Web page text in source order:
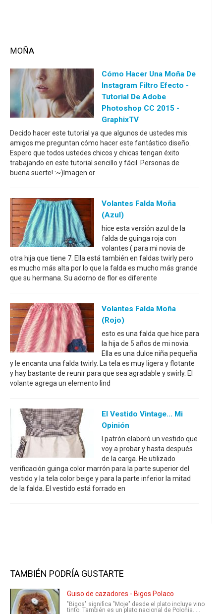
MOÑA
Cómo Hacer Una Moña De
Instagram Filtro Efecto -
Tutorial De Adobe
Photoshop CC 2015 -
GraphixTV
Decido hacer este tutorial ya que algunos de ustedes mis
amigos me preguntan cómo hacer este fantástico diseño.
Espero que todos ustedes chicos y chicas tengan éxito
trabajando en este tutorial sencillo y fácil. Personas de
buena suerte! :~)Imagen or
Volantes Falda Moña
(azul)
hice esta versión azul de la
falda de guinga roja con
volantes ( para mi novia de
otra hija que tiene 7. Ella está también en faldas twirly pero
es mucho más alta por lo que la falda es mucho más grande
que su hermana. Su adorno de flor es diferente
Volantes Falda Moña
(rojo)
esto es una falda que hice para
la hija de 5 años de mi novia.
Ella es una dulce niña pequeña
y le encanta una falda twirly. La tela es muy ligera y flotante
y hay bastante de reunir para que sea agradable y swirly. El
volante agrega un elemento lind
El Vestido Vintage... Mi
Opinión
I patrón elaboró un vestido que
voy a probar y hasta después
de la carga. He utilizado
verificación guinga color marrón para la parte superior del
vestido y la tela color beige y para la parte inferior la mitad
de la falda. El vestido está forrado en
TAMBIÉN PODRÍA GUSTARTE
Guiso de cazadores - Bigos Polaco
"Bigos" significa "Moje" desde el plato incluye vino
tinto. También es un plato nacional de Polonia. ...